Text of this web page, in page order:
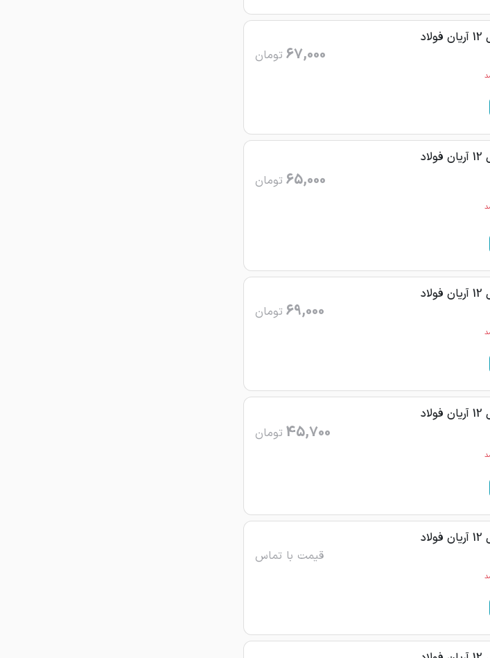
67,000 تومان
65,000 تومان
69,000 تومان
45,700 تومان
قیمت با تماس